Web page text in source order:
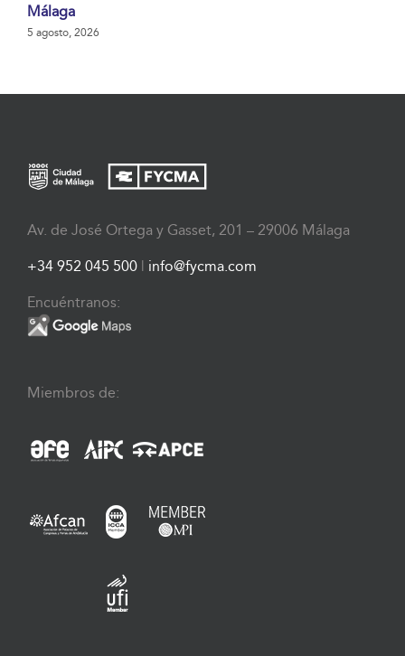
Málaga
5 agosto, 2026
Av. de José Ortega y Gasset, 201 – 29006 Málaga
+34 952 045 500 | info@fycma.com
Encuéntranos:
Miembros de: